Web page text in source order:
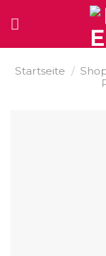
Startseite /